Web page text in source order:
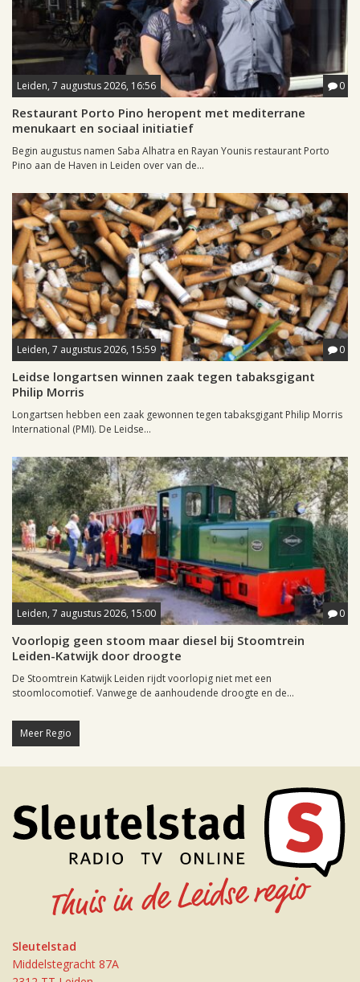
Leiden, 7 augustus 2026, 16:56 0
Restaurant Porto Pino heropent met mediterrane
menukaart en sociaal initiatief
Begin augustus namen Saba Alhatra en Rayan Younis restaurant Porto
Pino aan de Haven in Leiden over van de...
Leiden, 7 augustus 2026, 15:59 0
Leidse longartsen winnen zaak tegen tabaksgigant
Philip Morris
Longartsen hebben een zaak gewonnen tegen tabaksgigant Philip Morris
International (PMI). De Leidse...
Leiden, 7 augustus 2026, 15:00 0
Voorlopig geen stoom maar diesel bij Stoomtrein
Leiden-Katwijk door droogte
De Stoomtrein Katwijk Leiden rijdt voorlopig niet met een
stoomlocomotief. Vanwege de aanhoudende droogte en de...
Meer Regio
Sleutelstad
Middelstegracht 87A